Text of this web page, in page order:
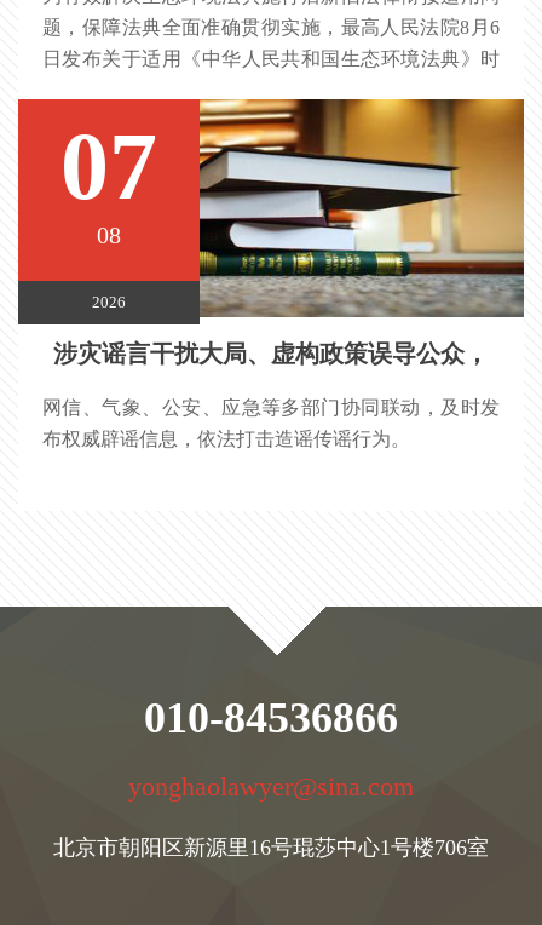
套司法解释
题，保障法典全面准确贯彻实施，最高人民法院8月6
日发布关于适用《中华人民共和国生态环境法典》时
解释，将于8月15日与法典同步施行。
07
08
2026
涉灾谣言干扰大局、虚构政策误导公众，
多部门重拳整治造谣传谣行为
网信、气象、公安、应急等多部门协同联动，及时发
布权威辟谣信息，依法打击造谣传谣行为。
010-84536866
yonghaolawyer@sina.com
北京市朝阳区新源里16号琨莎中心1号楼706室